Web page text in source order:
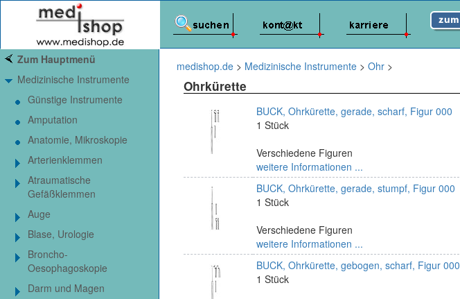
medishop.de > Medizinische Instrumente > Ohr >
Ohrkürette
BUCK, Ohrkürette, gerade, scharf, Figur 000
1 Stück
Verschiedene Figuren
weitere Informationen ...
BUCK, Ohrkürette, gerade, stumpf, Figur 000
1 Stück
Verschiedene Figuren
weitere Informationen ...
BUCK, Ohrkürette, gebogen, scharf, Figur 000
1 Stück
Zum Hauptmenü
Medizinische Instrumente
Günstige Instrumente
Amputation
Anatomie, Mikroskopie
Arterienklemmen
Atraumatische
Gefäßklemmen
Auge
Blase, Urologie
Broncho-
Oesophagoskopie
Darm und Magen